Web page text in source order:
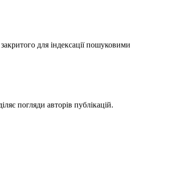
для індексації пошуковими
погляди авторів публікацій.